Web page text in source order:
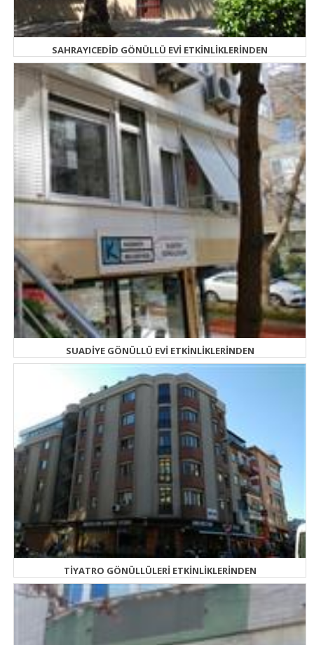
SAHRAYICEDİD GÖNÜLLÜ EVİ ETKİNLİKLERİNDEN
SUADİYE GÖNÜLLÜ EVİ ETKİNLİKLERİNDEN
TİYATRO GÖNÜLLÜLERİ ETKİNLİKLERİNDEN